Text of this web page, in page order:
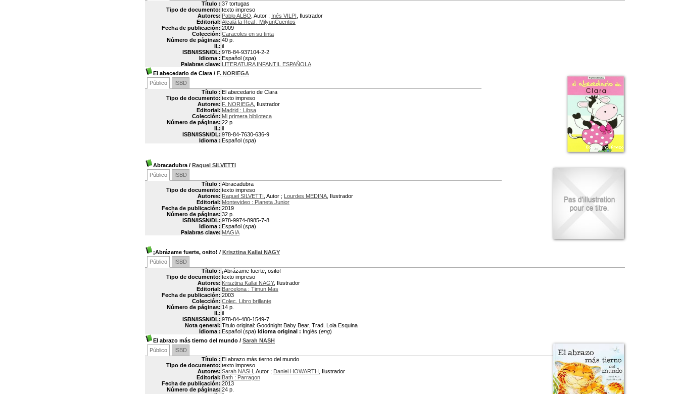
Título : 37 tortugas
Tipo de documento: texto impreso
Autores: Pablo ALBO , Autor ; Inés VILPI , Ilustrador
Editorial: Alcalá la Real : MilyunCuentos
Fecha de publicación: 2009
Colección: Caracoles en su tinta
Número de páginas: 40 p.
Il.: il
ISBN/ISSN/DL: 978-84-937104-2-2
Idioma : Español (spa)
Palabras clave: LITERATURA INFANTIL ESPAÑOLA
El abecedario de Clara / F. NORIEGA
Público
ISBD
Título : El abecedario de Clara
Tipo de documento: texto impreso
Autores: F. NORIEGA , Ilustrador
Editorial: Madrid : Libsa
Colección: Mi primera biblioteca
Número de páginas: 22 p
Il.: il
ISBN/ISSN/DL: 978-84-7630-636-9
Idioma : Español (spa)
Abracadubra / Raquel SILVETTI
Público
ISBD
Título : Abracadubra
Tipo de documento: texto impreso
Autores: Raquel SILVETTI , Autor ; Lourdes MEDINA , Ilustrador
Editorial: Montevideo : Planeta Junior
Fecha de publicación: 2019
Número de páginas: 32 p.
ISBN/ISSN/DL: 978-9974-8985-7-8
Idioma : Español (spa)
Palabras clave: MAGIA
¡Abrázame fuerte, osito! / Krisztina Kallai NAGY
Público
ISBD
Título : ¡Abrázame fuerte, osito!
Tipo de documento: texto impreso
Autores: Krisztina Kallai NAGY, Ilustrador
Editorial: Barcelona : Timun Mas
Fecha de publicación: 2003
Colección: Colec. Libro brillante
Número de páginas: 14 p.
Il.: il
ISBN/ISSN/DL: 978-84-480-1549-7
Nota general: Titulo original: Goodnight Baby Bear. Trad. Lola Esquina
Idioma : Español (spa) Idioma original : Inglés (eng)
El abrazo más tierno del mundo / Sarah NASH
Público
ISBD
Título : El abrazo más tierno del mundo
Tipo de documento: texto impreso
Autores: Sarah NASH , Autor ; Daniel HOWARTH , Ilustrador
Editorial: Bath : Parragon
Fecha de publicación: 2013
Número de páginas: 24 p.